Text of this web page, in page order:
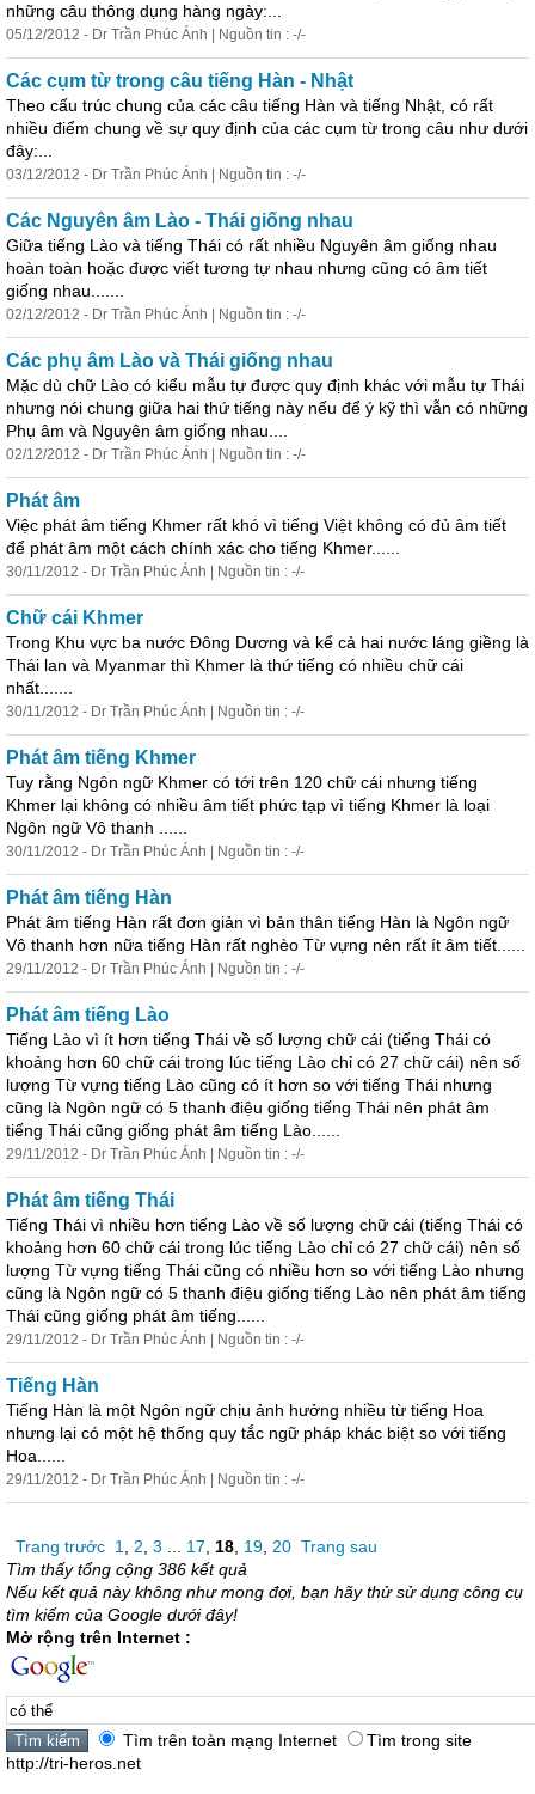
những câu thông dụng hàng ngày:...
05/12/2012 - Dr Trần Phúc Ánh | Nguồn tin : -/-
Các cụm từ trong câu tiếng Hàn - Nhật
Theo cấu trúc chung của các câu tiếng Hàn và tiếng Nhật, có rất
nhiều điểm chung về sự quy định của các cụm từ trong câu như dưới
đây:...
03/12/2012 - Dr Trần Phúc Ánh | Nguồn tin : -/-
Các Nguyên âm Lào - Thái giống nhau
Giữa tiếng Lào và tiếng Thái có rất nhiều Nguyên âm giống nhau
hoàn toàn hoặc được viết tương tự nhau nhưng cũng có âm tiết
giống nhau.......
02/12/2012 - Dr Trần Phúc Ánh | Nguồn tin : -/-
Các phụ âm Lào và Thái giống nhau
Mặc dù chữ Lào có kiểu mẫu tự được quy định khác với mẫu tự Thái
nhưng nói chung giữa hai thứ tiếng này nếu để ý kỹ thì vẫn có những
Phụ âm và Nguyên âm giống nhau....
02/12/2012 - Dr Trần Phúc Ánh | Nguồn tin : -/-
Phát âm
Việc phát âm tiếng Khmer rất khó vì tiếng Việt không có đủ âm tiết
để phát âm một cách chính xác cho tiếng Khmer......
30/11/2012 - Dr Trần Phúc Ánh | Nguồn tin : -/-
Chữ cái Khmer
Trong Khu vực ba nước Đông Dương và kể cả hai nước láng giềng là
Thái lan và Myanmar thì Khmer là thứ tiếng có nhiều chữ cái
nhất.......
30/11/2012 - Dr Trần Phúc Ánh | Nguồn tin : -/-
Phát âm tiếng Khmer
Tuy rằng Ngôn ngữ Khmer có tới trên 120 chữ cái nhưng tiếng
Khmer lại không có nhiều âm tiết phức tạp vì tiếng Khmer là loại
Ngôn ngữ Vô thanh ......
30/11/2012 - Dr Trần Phúc Ánh | Nguồn tin : -/-
Phát âm tiếng Hàn
Phát âm tiếng Hàn rất đơn giản vì bản thân tiếng Hàn là Ngôn ngữ
Vô thanh hơn nữa tiếng Hàn rất nghèo Từ vựng nên rất ít âm tiết......
29/11/2012 - Dr Trần Phúc Ánh | Nguồn tin : -/-
Phát âm tiếng Lào
Tiếng Lào vì ít hơn tiếng Thái về số lượng chữ cái (tiếng Thái có
khoảng hơn 60 chữ cái trong lúc tiếng Lào chỉ có 27 chữ cái) nên số
lượng Từ vựng tiếng Lào cũng có ít hơn so với tiếng Thái nhưng
cũng là Ngôn ngữ có 5 thanh điệu giống tiếng Thái nên phát âm
tiếng Thái cũng giống phát âm tiếng Lào......
29/11/2012 - Dr Trần Phúc Ánh | Nguồn tin : -/-
Phát âm tiếng Thái
Tiếng Thái vì nhiều hơn tiếng Lào về số lượng chữ cái (tiếng Thái có
khoảng hơn 60 chữ cái trong lúc tiếng Lào chỉ có 27 chữ cái) nên số
lượng Từ vựng tiếng Thái cũng có nhiều hơn so với tiếng Lào nhưng
cũng là Ngôn ngữ có 5 thanh điệu giống tiếng Lào nên phát âm tiếng
Thái cũng giống phát âm tiếng......
29/11/2012 - Dr Trần Phúc Ánh | Nguồn tin : -/-
Tiếng Hàn
Tiếng Hàn là một Ngôn ngữ chịu ảnh hưởng nhiều từ tiếng Hoa
nhưng lại có một hệ thống quy tắc ngữ pháp khác biệt so với tiếng
Hoa......
29/11/2012 - Dr Trần Phúc Ánh | Nguồn tin : -/-
Trang trước 1 2 3 17 18 19 20 Trang sau
Tìm thấy tổng cộng 386 kết quả
Nếu kết quả này không như mong đợi, bạn hãy thử sử dụng công cụ
tìm kiếm của Google dưới đây!
Mở rộng trên Internet :
Tìm trên toàn mạng Internet
Tìm trong site
http://tri-heros.net